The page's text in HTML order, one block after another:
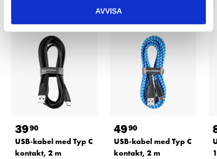
AVVISA
3990
USB-kabel med Typ C
kontakt, 2 m
4990
USB-kabel med Typ C
kontakt, 2 m